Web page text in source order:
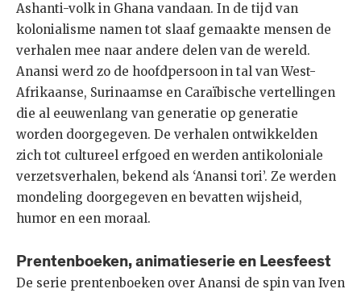
Ashanti-volk in Ghana vandaan. In de tijd van
kolonialisme namen tot slaaf gemaakte mensen de
verhalen mee naar andere delen van de wereld.
Anansi werd zo de hoofdpersoon in tal van West-
Afrikaanse, Surinaamse en Caraïbische vertellingen
die al eeuwenlang van generatie op generatie
worden doorgegeven. De verhalen ontwikkelden
zich tot cultureel erfgoed en werden antikoloniale
verzetsverhalen, bekend als ‘Anansi tori’. Ze werden
mondeling doorgegeven en bevatten wijsheid,
humor en een moraal.
Prentenboeken, animatieserie en Leesfeest
De serie prentenboeken over Anansi de spin van Iven